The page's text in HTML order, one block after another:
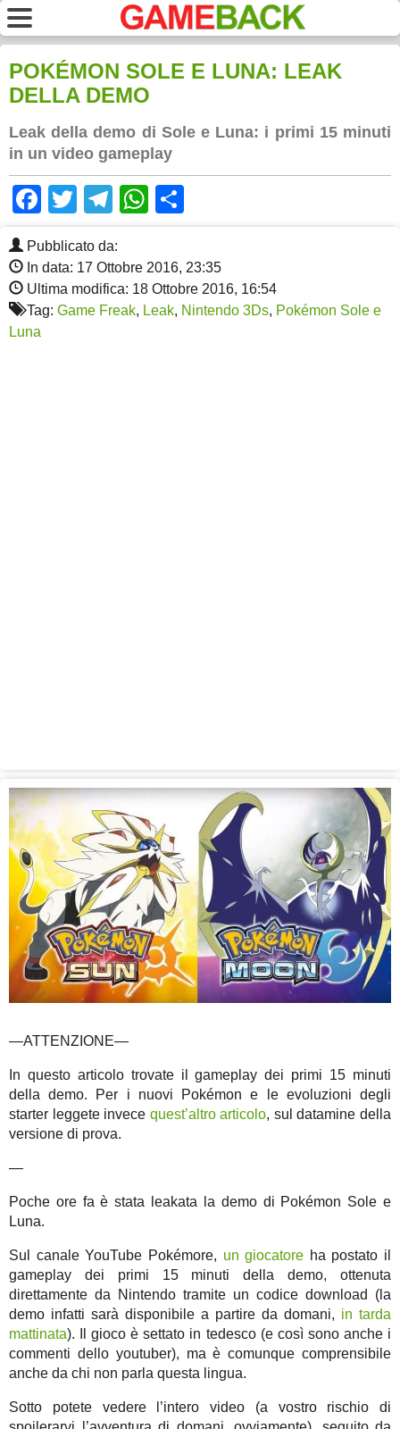
POKÉMON SOLE E LUNA: LEAK
DELLA DEMO
Leak della demo di Sole e Luna: i primi 15 minuti
in un video gameplay
Facebook
TwitterTelegram
WhatsApp
Pubblicato da:
In data: 17 Ottobre 2016, 23:35
Ultima modifica: 18 Ottobre 2016, 16:54
Tag: Game Freak, Leak, Nintendo 3Ds, Pokémon Sole e
Luna
—ATTENZIONE—
In questo articolo trovate il gameplay dei primi 15 minuti
della demo. Per i nuovi Pokémon e le evoluzioni degli
starter leggete invece quest’altro articolo, sul datamine della
versione di prova.
—
Poche ore fa è stata leakata la demo di Pokémon Sole e
Luna.
Sul canale YouTube Pokémore, un giocatore ha postato il
gameplay dei primi 15 minuti della demo, ottenuta
direttamente da Nintendo tramite un codice download (la
demo infatti sarà disponibile a partire da domani, in tarda
mattinata). Il gioco è settato in tedesco (e così sono anche i
commenti dello youtuber), ma è comunque comprensibile
anche da chi non parla questa lingua.
Sotto potete vedere l’intero video (a vostro rischio di